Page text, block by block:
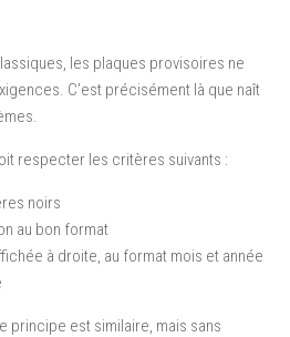
les plaques provisoires ne
C’est précisément là que naît
respecter les critères suivants :
noirs
au bon format
à droite, au format mois et année
principe est similaire, mais sans